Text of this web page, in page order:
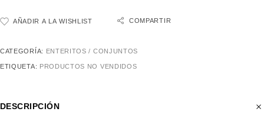
AÑADIR A LA WISHLIST COMPARTIR
CATEGORÍA: ENTERITOS / CONJUNTOS
ETIQUETA: PRODUCTOS NO VENDIDOS
DESCRIPCIÓN